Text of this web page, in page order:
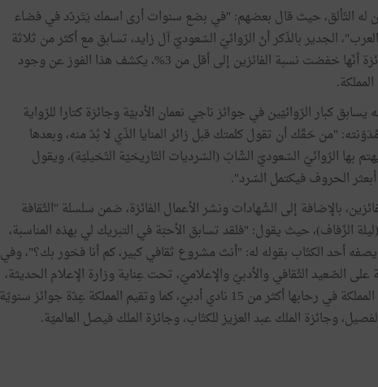
له التّألق، حيث قال بعضهم: "في بضع سنوات أرى اسمك يَتَردّد في فضاء
الجدير بالذّكر أنّ الرّوائيّ السّعوديّ آل زايد، تسابق مع أكثر من ثلاثة
آلاف مرشح كتبوا بـ 47 لغة ولهجة، وَصَرّحت الجائزة أنّها خفضت نسبة الفائزين إلى أقل من 3%، يكشف هذا الفوز عن وجود
كبار الرّوائيّين في جوائز ناجي نعمان الأدبيّة وجائزة كتارا للرّواية
"من حَقّك أن تقول كلمتك قبل زائر المنايا الذّي لا بُدّ منه، وبعدها
بها الرّوائيّ السّعوديّ الشّابّ (السّرديات التّاريخيّة التّخيليّة)، ويقول
الحروف فيكتمل السّرد".
بالإضافة إلى الشّهادات ونشر الأعمال الفائزة، ضمن سلسلة "الثّقافة
الزّفاف)، حيث يقول: "فلقد تسابق الأحبّة في التبريك لي بهذه المناسبة،
أحد الكتّاب بقوله له: "أنتَ مشروع ثقافي كبير، كم أنا فخور بك؟"، وفي
الصّعيد الثّقافي والأدبيّ والإعلاميّ، تحت عِناية وزارة الإعلام الحديثة،
وتخوض تطويرًا نوعيًّا متميّزًا وفاعلًا، حيث تَضُمّ المملكة في رحابها أكثر من 15 نادي أدبيّ، كما وتقيم المملكة عِدّة جوائز سنويّة
وجائزة الملك عبد العزيز للكتّاب، وجائزة الملك فيصل العالميّة.